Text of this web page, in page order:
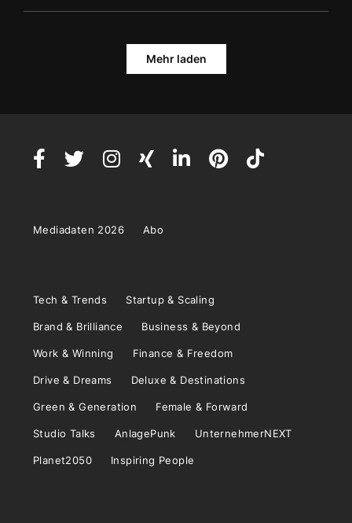
Mehr laden
Mediadaten 2026 Abo
Tech & Trends Startup & Scaling
Brand & Brilliance Business & Beyond
Work & Winning Finance & Freedom
Drive & Dreams Deluxe & Destinations
Green & Generation Female & Forward
Studio Talks AnlagePunk UnternehmerNEXT
Planet2050 Inspiring People